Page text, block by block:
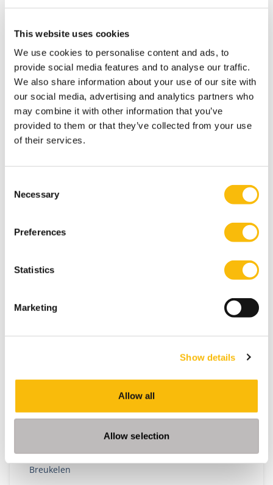
This website uses cookies
We use cookies to personalise content and ads, to
provide social media features and to analyse our traffic.
We also share information about your use of our site with
our social media, advertising and analytics partners who
may combine it with other information that you’ve
provided to them or that they’ve collected from your use
of their services.
Selection
Necessary
Preferences
Statistics
Marketing
Show details
Allow all
Allow selection
New Board Program
Startdatum:
25 november 2026
Taal:
Nederlands
Locatie:
De boardroom vraagt om meer dan ervaring. In een
publieke aandacht wil je een governance-kompas
Board Program ontwikkel je jouw besluitvorming,
stakeholderdialoog en constructieve tegenspraak,
praktijk.
Behaviour, Culture & Governance
26 oktober 2026
Breukelen